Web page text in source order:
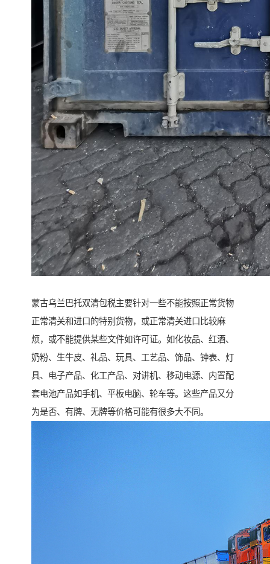
蒙古乌兰巴托双清包税主要针对一些不能按照正常货物
正常清关和进口的特别货物，或正常清关进口比较麻
烦，或不能提供某些文件如许可证。如化妆品、红酒、
奶粉、生牛皮、礼品、玩具、工艺品、饰品、钟表、灯
具、电子产品、化工产品、对讲机、移动电源、内置配
套电池产品如手机、平板电脑、轮车等。这些产品又分
为是否、有牌、无牌等价格可能有很多大不同。